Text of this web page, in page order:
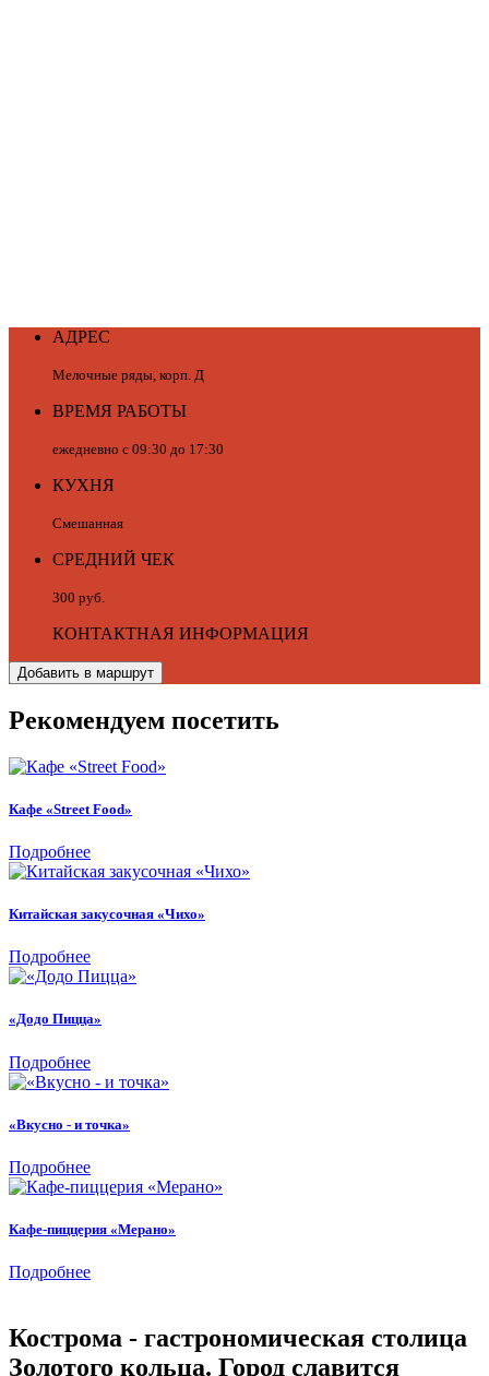
АДРЕС
Мелочные ряды, корп. Д
ВРЕМЯ РАБОТЫ
ежедневно с 09:30 до 17:30
КУХНЯ
Смешанная
СРЕДНИЙ ЧЕК
300 руб.
КОНТАКТНАЯ ИНФОРМАЦИЯ
Добавить в маршрут
Рекомендуем посетить
Кафе «Street Food»
Подробнее
Китайская закусочная «Чихо»
Подробнее
«Додо Пицца»
Подробнее
«Вкусно - и точка»
Подробнее
Кафе-пиццерия «Мерано»
Подробнее
Кострома - гастрономическая столица
Золотого кольца. Город славится